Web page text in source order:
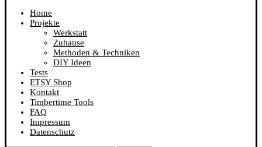
Home
Projekte
Werkstatt
Zuhause
Methoden & Techniken
DIY Ideen
Tests
ETSY Shop
Kontakt
Timbertime Tools
FAQ
Impressum
Datenschutz